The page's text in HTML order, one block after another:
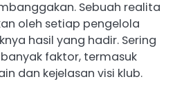
Sebuah realita
oleh setiap pengelola
hasil yang hadir. Sering
faktor, termasuk
dan kejelasan visi klub.